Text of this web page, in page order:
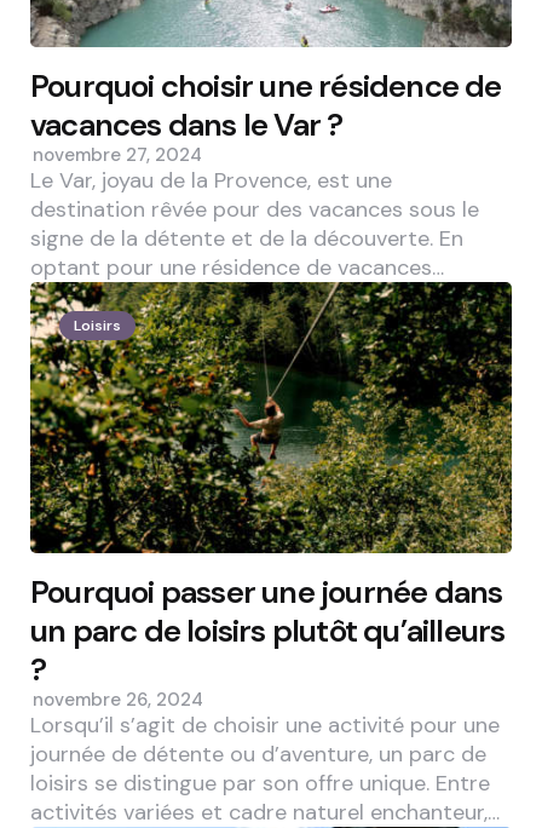
Pourquoi choisir une résidence de
vacances dans le Var ?
novembre 27, 2024
Le Var, joyau de la Provence, est une
destination rêvée pour des vacances sous le
signe de la détente et de la découverte. En
optant pour une résidence de vacances…
Loisirs
Pourquoi passer une journée dans
un parc de loisirs plutôt qu’ailleurs
?
novembre 26, 2024
Lorsqu’il s’agit de choisir une activité pour une
journée de détente ou d’aventure, un parc de
loisirs se distingue par son offre unique. Entre
activités variées et cadre naturel enchanteur,…